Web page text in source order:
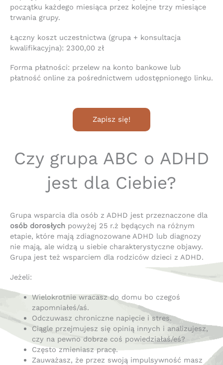
początku każdego miesiąca przez kolejne trzy miesiące
trwania grupy.
Łączny koszt uczestnictwa (grupa + konsultacja
kwalifikacyjna): 2300,00 zł
Forma płatności: przelew na konto bankowe lub
płatność online za pośrednictwem udostępnionego linku.
Zapisz się!
Czy grupa ABC o ADHD
jest dla Ciebie?
Grupa wsparcia dla osób z ADHD jest przeznaczone dla
osób dorosłych powyżej 25 r.ż będących na różnym
etapie, które mają zdiagnozowane ADHD lub diagnozy
nie mają, ale widzą u siebie charakterystyczne objawy.
Grupa jest też wsparciem dla rodziców dzieci z ADHD.
Jeżeli:
Wielokrotnie wracasz do domu bo czegoś
zapomniałeś/aś.
Odczuwasz chroniczne napięcie i stres.
Ciągle przejmujesz się opinią innych i analizujesz,
czy na pewno dobrze coś powiedziałaś/eś?
Często zmieniasz pracę.
Zauważasz, że przez swoją impulsywność masz